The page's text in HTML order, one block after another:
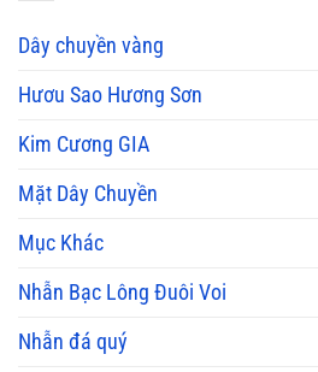
Dây chuyền vàng
Hươu Sao Hương Sơn
Kim Cương GIA
Mặt Dây Chuyền
Mục Khác
Nhẫn Bạc Lông Đuôi Voi
Nhẫn đá quý